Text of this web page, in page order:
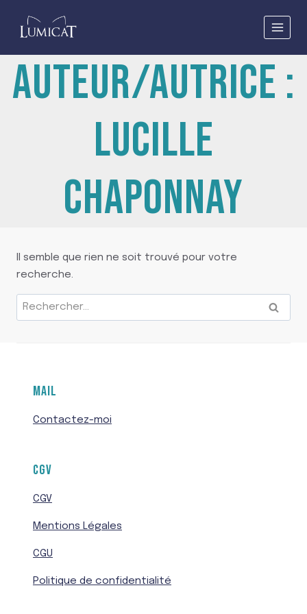
AUTEUR/AUTRICE :
LUCILLE
CHAPONNAY
Il semble que rien ne soit trouvé pour votre
recherche.
Rechercher :
MAIL
Contactez-moi
CGV
CGV
Mentions Légales
CGU
Politique de confidentialité